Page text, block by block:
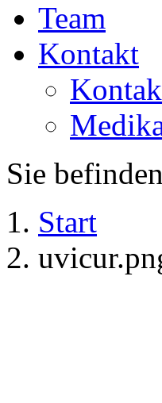
Team
Kontakt
Sie
Start